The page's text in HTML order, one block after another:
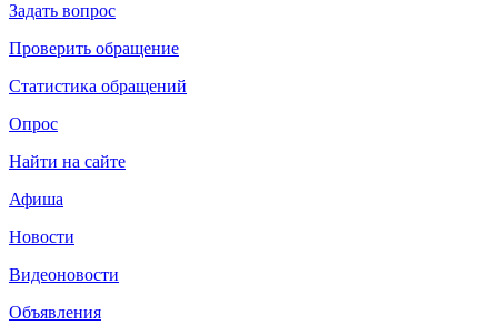
Задать вопрос
Проверить обращение
Статистика обращений
Опрос
Найти на сайте
Афиша
Новости
Видеоновости
Объявления